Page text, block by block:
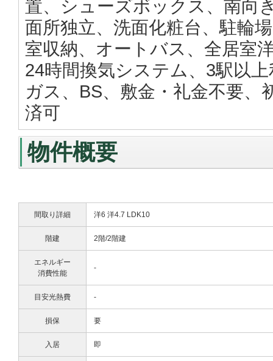
置、シューズボックス、南向
面所独立、洗面化粧台、駐輪
室収納、オートバス、全居室
24時間換気システム、3駅以
ガス、BS、敷金・礼金不要、
済可
物件概要
間取り詳細 洋6 洋4.7 LDK10
階建 2階/2階建
エネルギー
消費性能
-
目安光熱費 -
損保 要
入居 即